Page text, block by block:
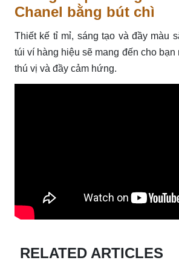
Chanel bằng bút chì
Thiết kế tỉ mỉ, sáng tạo và đầy màu
túi ví hàng hiệu sẽ mang đến cho
thú vị và đầy cảm hứng.
RELATED ARTICLES